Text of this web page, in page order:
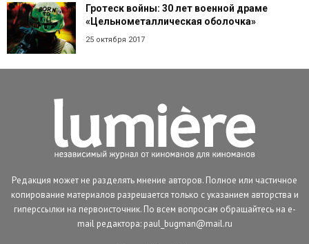
Гротеск войны: 30 лет военной драме
«Цельнометаллическая оболочка»
25 октября 2017
Редакция может не разделять мнение авторов. Полное или частичное
копирование материалов разрешается только с указанием авторства и
гиперссылки на первоисточник. По всем вопросам обращайтесь на e-
mail редактора: paul_bugman@mail.ru